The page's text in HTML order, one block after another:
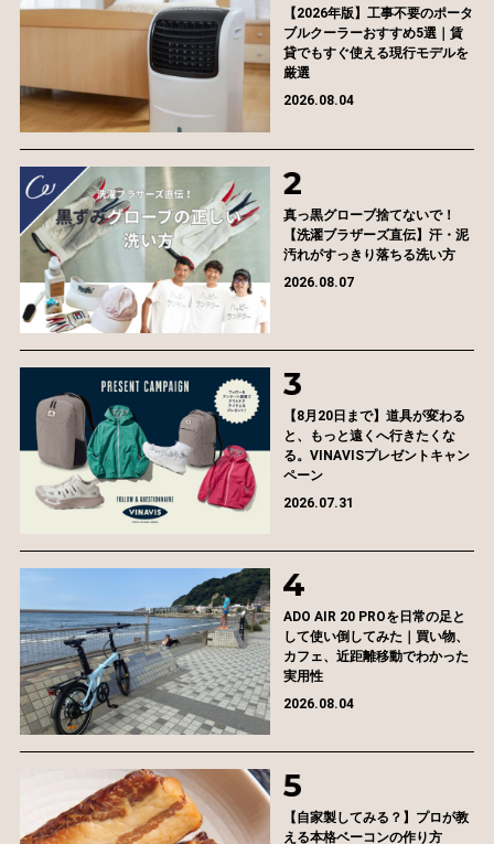
【2026年版】工事不要のポータ
ブルクーラーおすすめ5選｜賃
貸でもすぐ使える現行モデルを
厳選
2026.08.04
真っ黒グローブ捨てないで！
【洗濯ブラザーズ直伝】汗・泥
汚れがすっきり落ちる洗い方
2026.08.07
【8月20日まで】道具が変わる
と、もっと遠くへ行きたくな
る。VINAVISプレゼントキャン
ペーン
2026.07.31
ADO AIR 20 PROを日常の足と
して使い倒してみた｜買い物、
カフェ、近距離移動でわかった
実用性
2026.08.04
【自家製してみる？】プロが教
える本格ベーコンの作り方